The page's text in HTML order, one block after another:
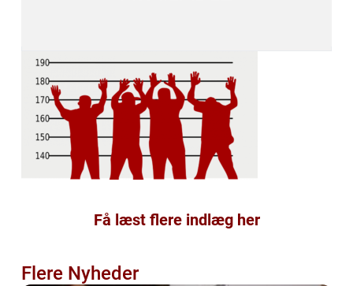
Få læst flere indlæg her
Flere Nyheder